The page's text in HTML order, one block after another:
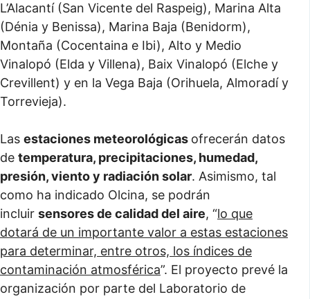
L’Alacantí (San Vicente del Raspeig), Marina Alta
(Dénia y Benissa), Marina Baja (Benidorm),
Montaña (Cocentaina e Ibi), Alto y Medio
Vinalopó (Elda y Villena), Baix Vinalopó (Elche y
Crevillent) y en la Vega Baja (Orihuela, Almoradí y
Torrevieja).
Las estaciones meteorológicas ofrecerán datos
de temperatura, precipitaciones, humedad,
presión, viento y radiación solar. Asimismo, tal
como ha indicado Olcina, se podrán
incluir sensores de calidad del aire, “lo que
dotará de un importante valor a estas estaciones
para determinar, entre otros, los índices de
contaminación atmosférica”. El proyecto prevé la
organización por parte del Laboratorio de